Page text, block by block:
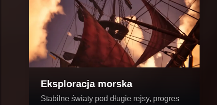
Eksploracja morska
Stabilne światy pod długie rejsy, progres